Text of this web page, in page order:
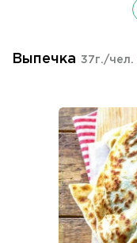
Выпечка 37г./чел.